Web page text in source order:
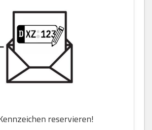
reservieren!